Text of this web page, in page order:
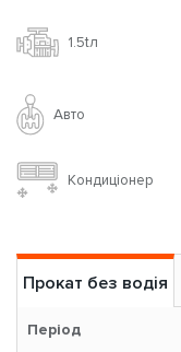
1.5tл
Авто
Кондиціонер
Прокат без водія
Період